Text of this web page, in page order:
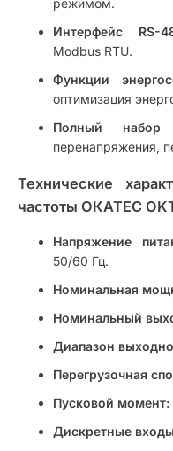
режимом.
Интерфейс RS-
Modbus RTU.
Функции
оптимизация
Полный набор
перенапряжения,
Технические
частоты ОКАТЕС
Напряжение
50/60 Гц.
Номинальная
Номинальный
Диапазон
Перегрузочная
Пусковой момент:
Дискретные